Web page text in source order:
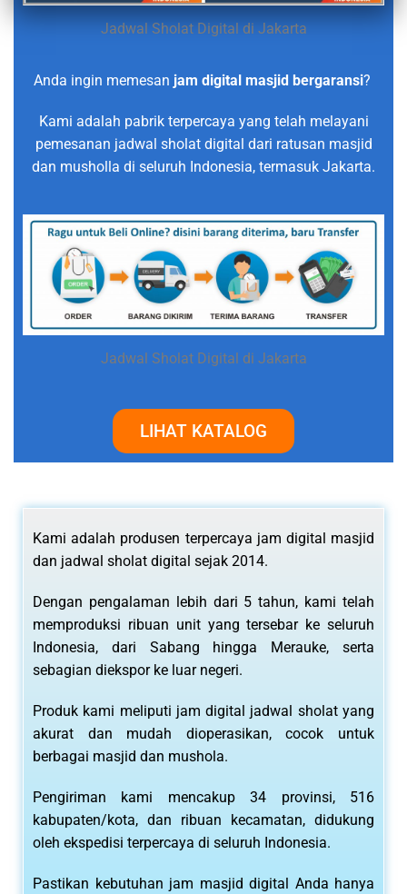
Jadwal Sholat Digital di Jakarta
Anda ingin memesan jam digital masjid bergaransi?
Kami adalah pabrik terpercaya yang telah melayani
pemesanan jadwal sholat digital dari ratusan masjid
dan musholla di seluruh Indonesia, termasuk Jakarta.
Jadwal Sholat Digital di Jakarta
LIHAT KATALOG
Kami adalah produsen terpercaya jam digital masjid
dan jadwal sholat digital sejak 2014.
Dengan pengalaman lebih dari 5 tahun, kami telah
memproduksi ribuan unit yang tersebar ke seluruh
Indonesia, dari Sabang hingga Merauke, serta
sebagian diekspor ke luar negeri.
Produk kami meliputi jam digital jadwal sholat yang
akurat dan mudah dioperasikan, cocok untuk
berbagai masjid dan mushola.
Pengiriman kami mencakup 34 provinsi, 516
kabupaten/kota, dan ribuan kecamatan, didukung
oleh ekspedisi terpercaya di seluruh Indonesia.
Pastikan kebutuhan jam masjid digital Anda hanya